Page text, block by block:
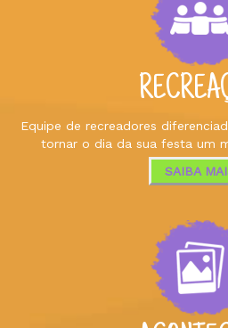
Equipe de recreadores
tornar o dia da sua festa um
SAIBA